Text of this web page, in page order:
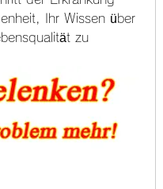
Ihr Wissen über
zu